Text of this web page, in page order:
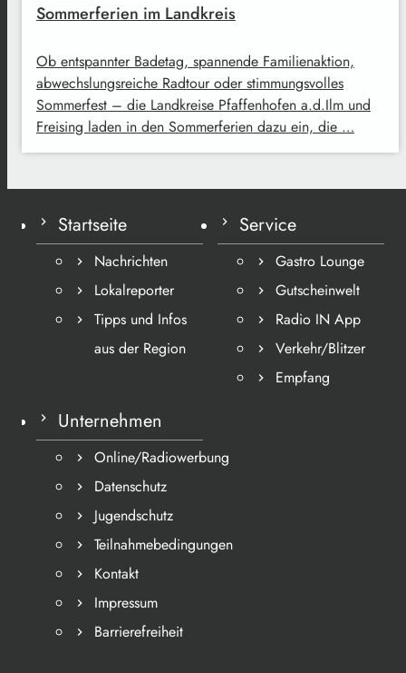
Sommerferien im Landkreis
Ob entspannter Badetag, spannende Familienaktion,
abwechslungsreiche Radtour oder stimmungsvolles
Sommerfest – die Landkreise Pfaffenhofen a.d.Ilm und
Freising laden in den Sommerferien dazu ein, die …
Startseite
Nachrichten
Lokalreporter
Tipps und Infos
aus der Region
Service
Gastro Lounge
Gutscheinwelt
Radio IN App
Verkehr/Blitzer
Empfang
Unternehmen
Online/Radiowerbung
Datenschutz
Jugendschutz
Teilnahmebedingungen
Kontakt
Impressum
Barrierefreiheit